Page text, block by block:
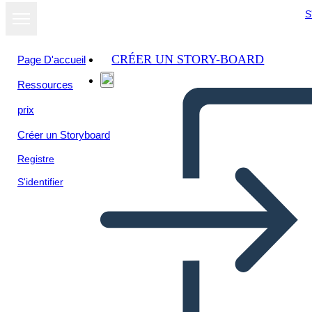
Page D'accueil
Ressources
prix
Créer un Storyboard
Registre
S'identifier
CRÉER UN STORY-BOARD